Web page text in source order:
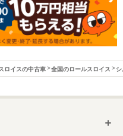
ロイスの中古車 全国のロールスロイス